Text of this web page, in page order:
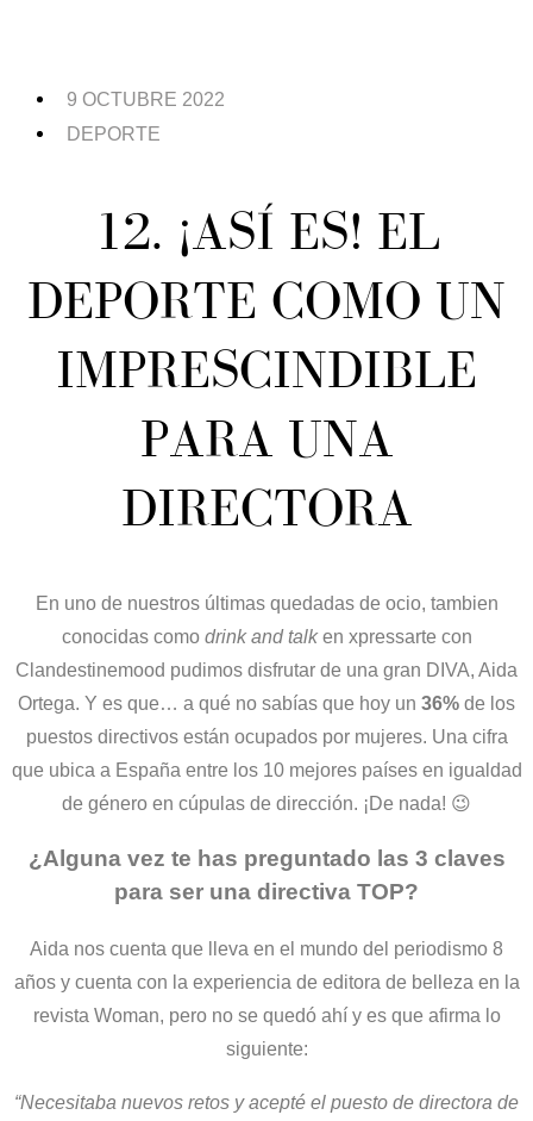
9 OCTUBRE 2022
DEPORTE
12. ¡ASÍ ES! EL
DEPORTE COMO UN
IMPRESCINDIBLE
PARA UNA
DIRECTORA
En uno de nuestros últimas quedadas de ocio, tambien
conocidas como drink and talken xpressarte con
Clandestinemood pudimos disfrutar de una gran DIVA, Aida
Ortega. Y es que… a qué no sabías que hoy un 36% de los
puestos directivos están ocupados por mujeres. Una cifra
que ubica a España entre los 10 mejores países en igualdad
de género en cúpulas de dirección. ¡De nada! 😉
¿Alguna vez te has preguntado las 3 claves
para ser una directiva TOP?
Aida nos cuenta que lleva en el mundo del periodismo 8
años y cuenta con la experiencia de editora de belleza en la
revista Woman, pero no se quedó ahí y es que afirma lo
siguiente:
“Necesitaba nuevos retos y acepté el puesto de directora de